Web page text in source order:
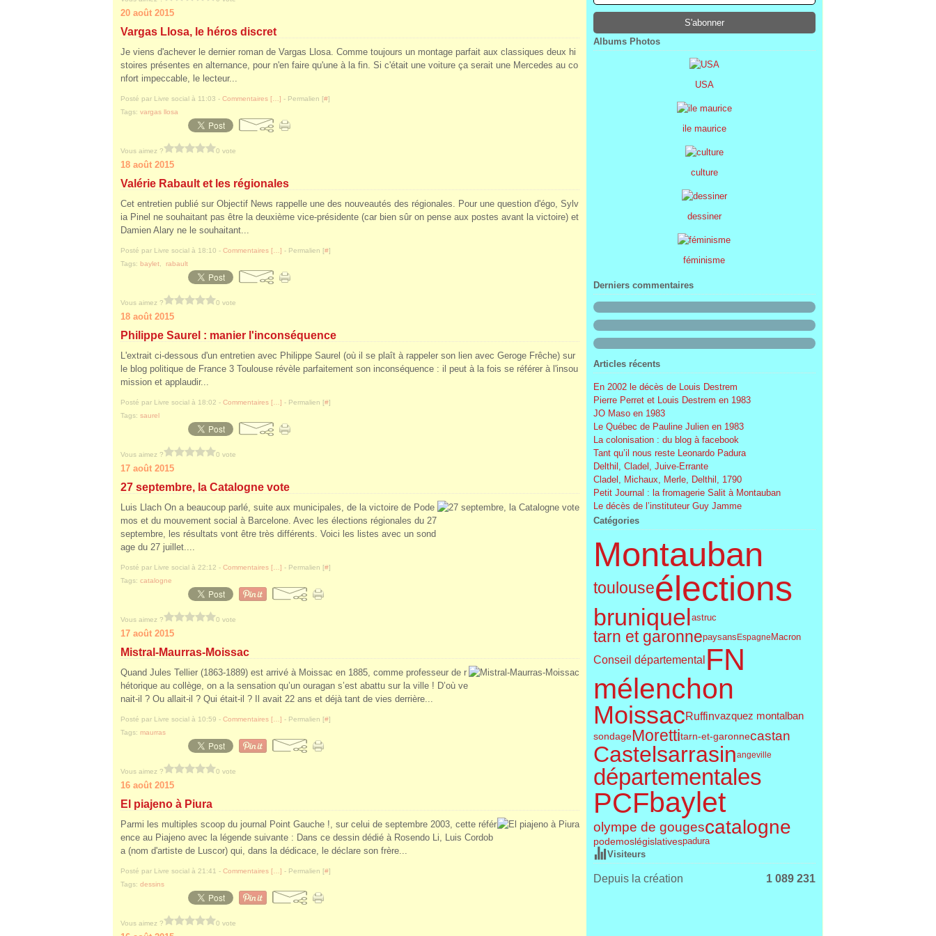
20 août 2015
Vargas Llosa, le héros discret
Je viens d'achever le dernier roman de Vargas Llosa. Comme toujours un montage parfait aux classiques deux hi
stoires présentes en alternance, pour n'en faire qu'une à la fin. Si c'était une voiture ça serait une Mercedes au co
nfort impeccable, le lecteur...
Posté par Livre social à 11:03 - Commentaires [ ] - Permalien [#]
Tags: vargas llosa
Vous aimez ? 0 vote
18 août 2015
Valérie Rabault et les régionales
Cet entretien publié sur Objectif News rappelle une des nouveautés des régionales. Pour une question d'égo, Sylv
ia Pinel ne souhaitant pas être la deuxième vice-présidente (car bien sûr on pense aux postes avant la victoire) et
Damien Alary ne le souhaitant...
Posté par Livre social à 18:10 - Commentaires [ ] - Permalien [#]
Tags: baylet rabault
Vous aimez ? 0 vote
18 août 2015
Philippe Saurel : manier l'inconséquence
L'extrait ci-dessous d'un entretien avec Philippe Saurel (où il se plaît à rappeler son lien avec Geroge Frêche) sur
le blog politique de France 3 Toulouse révèle parfaitement son inconséquence : il peut à la fois se référer à l'insou
mission et applaudir...
Posté par Livre social à 18:02 - Commentaires [ ] - Permalien [#]
Tags: saurel
Vous aimez ? 0 vote
17 août 2015
27 septembre, la Catalogne vote
Luis Llach On a beaucoup parlé, suite aux municipales, de la victoire de Pode
mos et du mouvement social à Barcelone. Avec les élections régionales du 27
septembre, les résultats vont être très différents. Voici les listes avec un sond
age du 27 juillet....
Posté par Livre social à 22:12 - Commentaires [ ] - Permalien [#]
Tags: catalogne
Vous aimez ? 0 vote
17 août 2015
Mistral-Maurras-Moissac
Quand Jules Tellier (1863-1889) est arrivé à Moissac en 1885, comme professeur de r
hétorique au collège, on a la sensation qu’un ouragan s’est abattu sur la ville ! D’où ve
nait-il ? Ou allait-il ? Qui était-il ? Il avait 22 ans et déjà tant de vies derrière...
Posté par Livre social à 10:59 - Commentaires [ ] - Permalien [#]
Tags: maurras
Vous aimez ? 0 vote
16 août 2015
El piajeno à Piura
Parmi les multiples scoop du journal Point Gauche !, sur celui de septembre 2003, cette référ
ence au Piajeno avec la légende suivante : Dans ce dessin dédié à Rosendo Li, Luis Cordob
a (nom d'artiste de Luscor) qui, dans la dédicace, le déclare son frère...
Posté par Livre social à 21:41 - Commentaires [ ] - Permalien [#]
Tags: dessins
Vous aimez ? 0 vote
Janvier(68)
Février(7)
Janvier(2)
Albums Photos
USA
ile maurice
culture
dessiner
féminisme
Derniers commentaires
Articles récents
En 2002 le décès de Louis Destrem
Pierre Perret et Louis Destrem en 1983
JO Maso en 1983
Le Québec de Pauline Julien en 1983
La colonisation : du blog à facebook
Tant qu’il nous reste Leonardo Padura
Delthil, Cladel, Juive-Errante
Cladel, Michaux, Merle, Delthil, 1790
Petit Journal : la fromagerie Salit à Montauban
Le décès de l’instituteur Guy Jamme
Catégories
Montauban
toulouseélections
bruniquelastruc
tarn et garonnepaysansEspagne Macron
Conseil départemental FN
mélenchon
MoissacRuffinvazquez montalban
sondageMorettitarn-et-garonnecastan
Castelsarrasinangeville
départementales
PCFbaylet
olympe de gougescatalogne
podemoslégislativespadura
Visiteurs
Depuis la création 1 089 231